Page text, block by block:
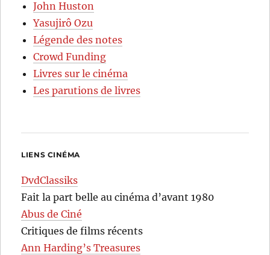
John Huston
Yasujirô Ozu
Légende des notes
Crowd Funding
Livres sur le cinéma
Les parutions de livres
LIENS CINÉMA
DvdClassiks
Fait la part belle au cinéma d’avant 1980
Abus de Ciné
Critiques de films récents
Ann Harding’s Treasures